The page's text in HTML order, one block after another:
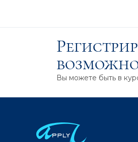
Вы можете быть в